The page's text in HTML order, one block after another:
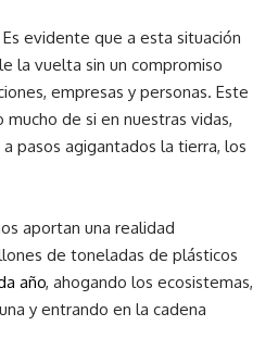
evidente que a esta situación
la vuelta sin un compromiso
empresas y personas. Este
de si en nuestras vidas,
pasos agigantados la tierra, los
aportan una realidad
de toneladas de plásticos
año, ahogando los ecosistemas,
y entrando en la cadena